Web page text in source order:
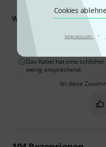
Cookies
Impressum ·
Was Sie außerdem wissen
Die Länge von 2,5 Metern
insbesondere in größeren
Das Kabel hat eine
wenig ansprechend.
Ist diese